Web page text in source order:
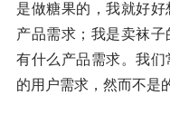
是做糖果的，我就好
产品需求；我是卖袜
有什么产品需求。我
的用户需求，然而不是